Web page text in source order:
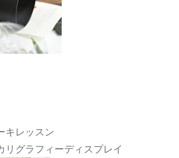
キレッスン
リグラフィーディスプレイ